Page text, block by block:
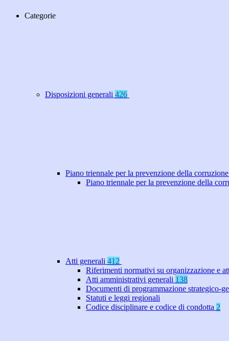
Categorie
Disposizioni generali 426
Piano triennale per la prevenzione della
Piano triennale per la prevenzione della
Atti generali 412
Riferimenti normativi su organizzazione e
Atti amministrativi generali 138
Documenti di programmazione strategico-
Statuti e leggi regionali
Codice disciplinare e codice di condotta 2